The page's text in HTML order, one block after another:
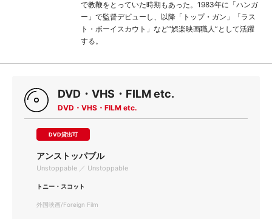
で教鞭をとっていた時期もあった。1983年に「ハンガ
ー」で監督デビューし、以降「トップ・ガン」「ラス
ト・ボーイスカウト」など“娯楽映画職人”として活躍
する。
DVD・VHS・FILM etc.
DVD・VHS・FILM etc.
DVD貸出可
アンストッパブル
Unstoppable ／ Unstoppable
トニー・スコット
外国映画/Foreign Film